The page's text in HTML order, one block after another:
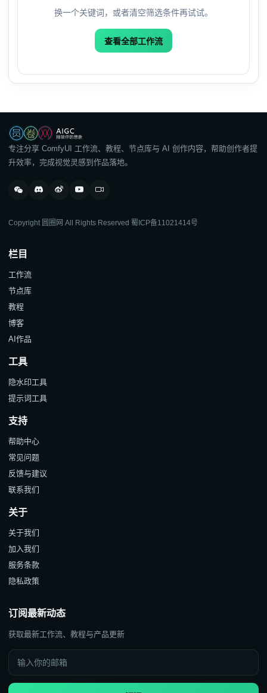
换一个关键词，或者清空筛选条件再试试。
查看全部工作流
专注分享 ComfyUI 工作流、教程、节点库与 AI 创作内容，帮助创作者提
升效率，完成视觉灵感到作品落地。
Copyright 圆圈网 All Rights Reserved 蜀ICP备11021414号
栏目
工作流
节点库
教程
博客
AI作品
工具
隐水印工具
提示词工具
支持
帮助中心
常见问题
反馈与建议
联系我们
关于
关于我们
加入我们
服务条款
隐私政策
订阅最新动态
获取最新工作流、教程与产品更新